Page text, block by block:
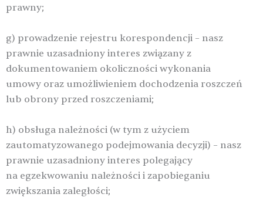
prawny;
g) prowadzenie rejestru korespondencji – nasz
prawnie uzasadniony interes związany z
dokumentowaniem okoliczności wykonania
umowy oraz umożliwieniem dochodzenia roszczeń
lub obrony przed roszczeniami;
h) obsługa należności (w tym z użyciem
zautomatyzowanego podejmowania decyzji) – nasz
prawnie uzasadniony interes polegający
na egzekwowaniu należności i zapobieganiu
zwiększania zaległości;